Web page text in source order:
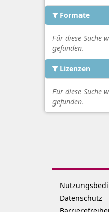
Formate
Für diese Suche
gefunden.
Lizenzen
Für diese Suche
gefunden.
Datenschutz